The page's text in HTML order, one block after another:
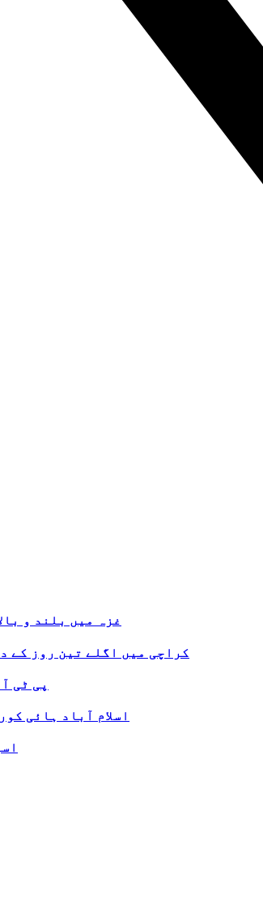
غزہ میں بلند و
کراچی میں اگلے تین روز کے
پی ٹی
اسلام آباد ہائی